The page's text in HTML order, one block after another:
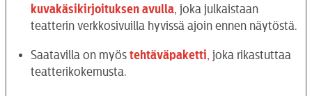
kuvakäsikirjoituksen avulla , joka julkaistaan
teatterin verkkosivuilla hyvissä ajoin ennen näytöstä.
Saatavilla on myös tehtäväpaketti joka rikastuttaa
teatterikokemusta.